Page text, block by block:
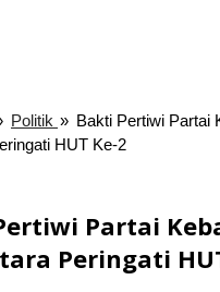
Politik » Bakti Pertiwi Partai
HUT Ke-2
Partai
Peringati